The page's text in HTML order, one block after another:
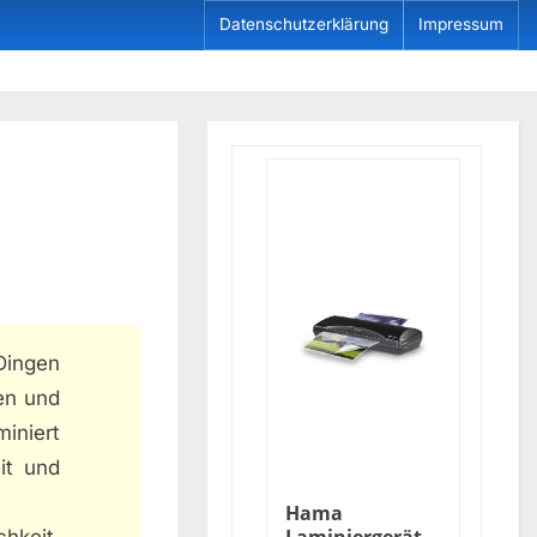
Datenschutzerklärung Impressum
und
und
Hama